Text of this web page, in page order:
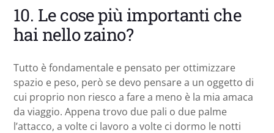
10. Le cose più importanti che
hai nello zaino?
Tutto è fondamentale e pensato per ottimizzare
spazio e peso, però se devo pensare a un oggetto di
cui proprio non riesco a fare a meno è la mia amaca
da viaggio. Appena trovo due pali o due palme
l’attacco, a volte ci lavoro a volte ci dormo le notti